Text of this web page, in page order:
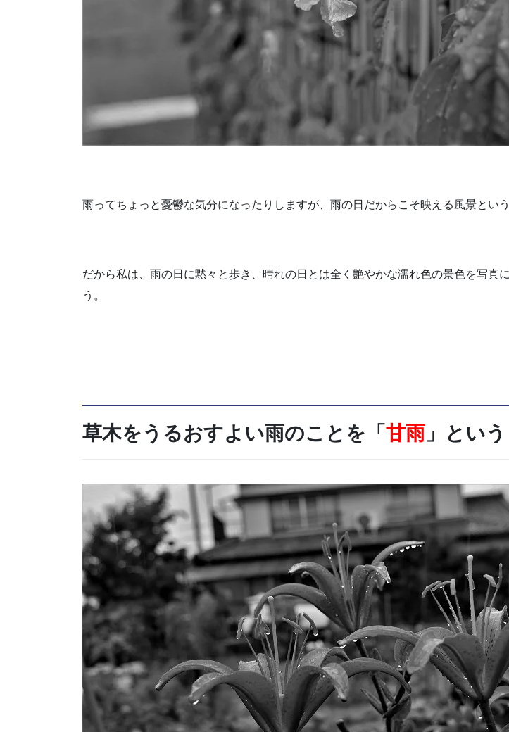
雨ってちょっと憂鬱な気分になったりしますが、雨の日だからこそ映える風景とい
だから私は、雨の日に黙々と歩き、晴れの日とは全く艶やかな濡れ色の景色を写真
う。
草木をうるおすよい雨のことを「 甘雨 」という